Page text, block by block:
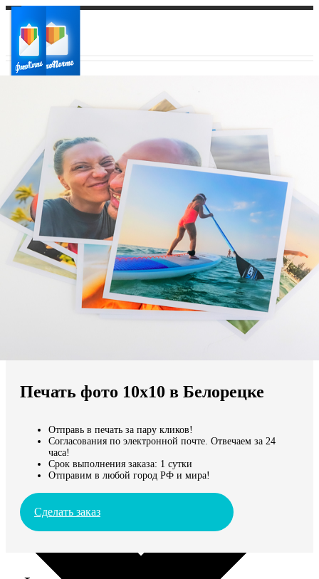
Ваш регион доставки
Выберите из списка:
Мы доставляем по всему миру
Продолжить без города
Печать фото 10х10 в Белорецке
Отправь в печать за пару кликов!
Согласования по электронной почте. Отвечаем за 24
часа!
Срок выполнения заказа: 1 сутки
Отправим в любой город РФ и мира!
Сделать заказ